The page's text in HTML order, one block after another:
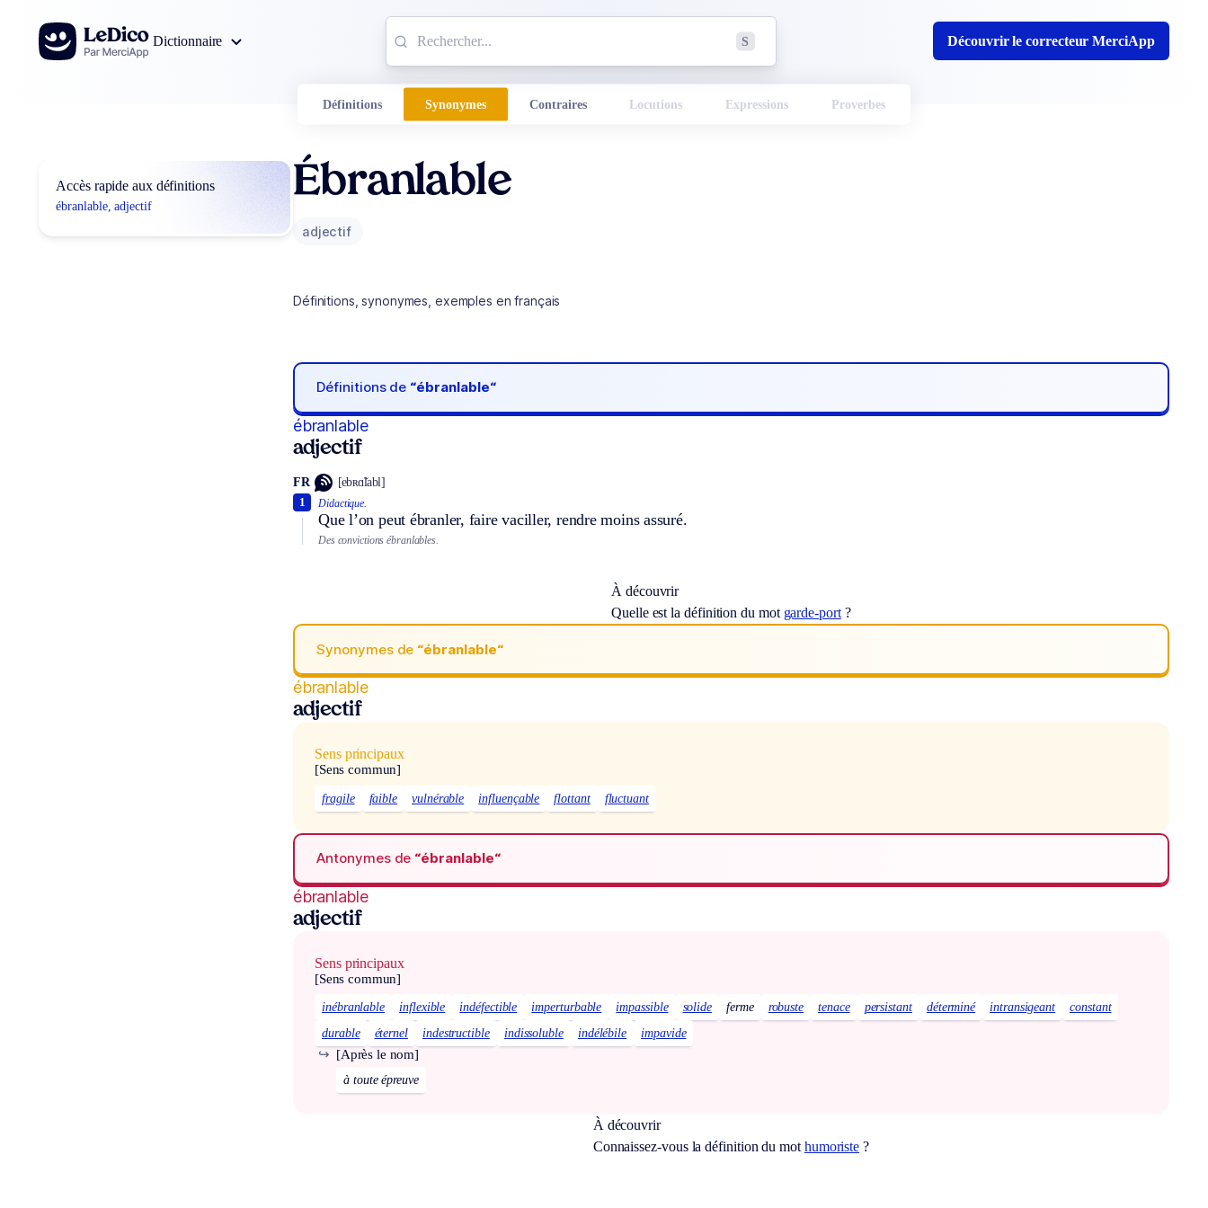
Aller au contenu
Dictionnaire
S Découvrir le correcteur MerciApp
Définitions Synonymes Contraires Locutions Expressions Proverbes
Accès rapide aux définitions
ébranlable, adjectif
Ébranlable
adjectif
Définitions, synonymes, exemples en français
Définitions de “ébranlable“
ébranlable
adjectif
FR [ebʀɑ̃labl]
Didactique.
Que l’on peut ébranler, faire vaciller, rendre moins assuré.
1
Des convictions ébranlables.
À découvrir
Quelle est la définition du mot garde-port?
Synonymes de “ébranlable“
ébranlable
adjectif
Sens principaux
[Sens commun]
fragile faible vulnérable influençable flottant fluctuant
Antonymes de “ébranlable“
ébranlable
adjectif
Sens principaux
[Sens commun]
inébranlable inflexible indéfectible imperturbable impassible solide ferme robuste tenace persistant déterminé intransigeant
constant
durable
éternel indestructible indissoluble indélébile impavide
[Après le nom]
↪
à toute épreuve
À découvrir
Connaissez-vous la définition du mot humoriste ?